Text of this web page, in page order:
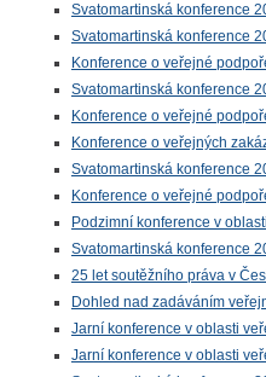
Svatomartinská konference
Svatomartinská konference
Konference o veřejné
Svatomartinská konference
Konference o veřejné
Konference o veřejných
Svatomartinská konference
Konference o veřejné
Podzimní konference v
Svatomartinská konference
25 let soutěžního práva v
Dohled nad zadáváním
Jarní konference v oblasti
Jarní konference v oblasti